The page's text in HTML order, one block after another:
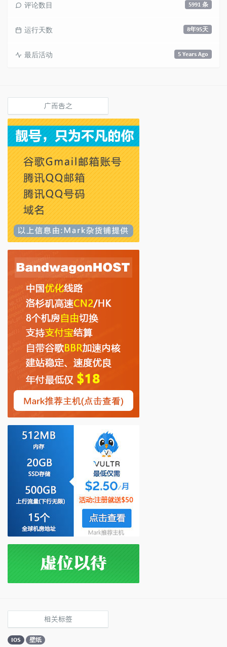
5991 条
评论数目
8年95天
运行天数
5 Years Ago
最后活动
广而告之
相关标签
IOS 壁纸